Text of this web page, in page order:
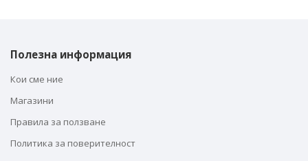
Полезна информация
Кои сме ние
Магазини
Правила за ползване
Политика за поверителност